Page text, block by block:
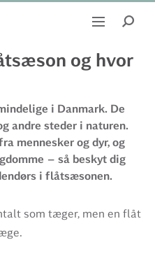
og hvor
i Danmark. De
andre steder i naturen.
mennesker og dyr, og
– så beskyt dig
i flåtsæsonen.
som tæger, men en flåt